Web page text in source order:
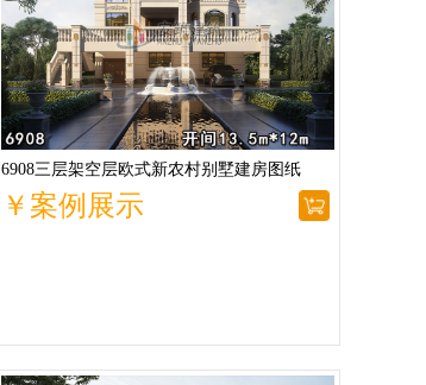
6908三层架空层欧式新农村别墅建房图纸
￥案例展示